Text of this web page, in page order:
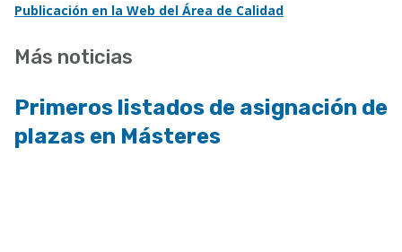
Publicación en la Web del Área de Calidad
Más noticias
Primeros listados de asignación de
plazas en Másteres